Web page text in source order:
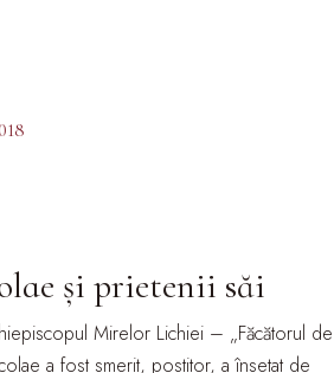
și prietenii săi
Mirelor Lichiei – „Făcătorul de
a fost smerit, postitor, a însetat de